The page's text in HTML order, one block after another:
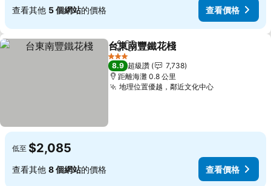
查看其他 5 個網站的價格 查看價格
分享 加入我的最愛
台東南豐鐵花棧
3 星級
8.9 超級讚
7,738
距離海灘 0.8 公里
地理位置優越，鄰近文化中心
低至 $2,085
查看其他 8 個網站的價格 查看價格